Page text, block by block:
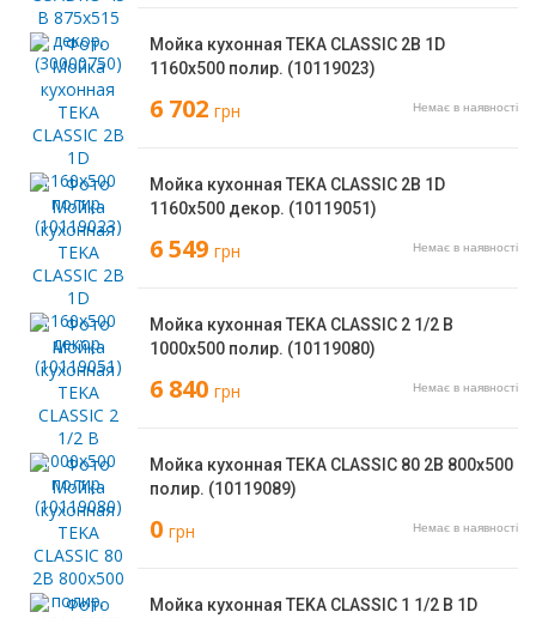
Мойка кухонная TEKA CLASSIC 2B 1D
1160х500 полир. (10119023)
6 702 грн Немає в наявності
Мойка кухонная TEKA CLASSIC 2B 1D
1160х500 декор. (10119051)
6 549 грн Немає в наявності
Мойка кухонная TEKA CLASSIC 2 1/2 B
1000х500 полир. (10119080)
6 840 грн Немає в наявності
Мойка кухонная TEKA CLASSIC 80 2B 800х500
полир. (10119089)
0 грн Немає в наявності
Мойка кухонная TEKA CLASSIC 1 1/2 B 1D